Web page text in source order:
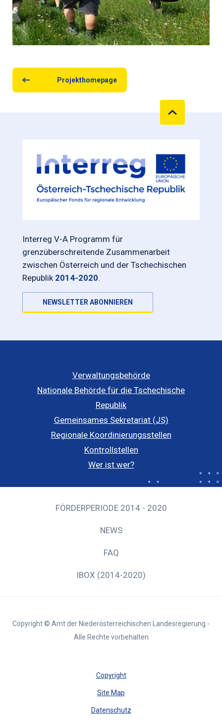
Projekthomepage
Interreg V-A Programm für
grenzüberschreitende Zusammenarbeit
zwischen Österreich und der Tschechischen
Republik 2014-2020.
NEWSLETTER ABONNIEREN
Verwaltungsbehörde
Nationale Behörde für die Tschechische
Republik
Gemeinsames Sekretariat (JS)
Regionale Koordinierungsstellen
Kontrollstellen
Wer ist wer?
FÖRDERPERIODE 2014 - 2020
NEWS
FAQ
IBOX (2014-2020)
Copyright © Amt der Niederösterreichischen Landesregierung -
Alle Rechte vorbehalten
Copyright
Site Map
Datenschutz